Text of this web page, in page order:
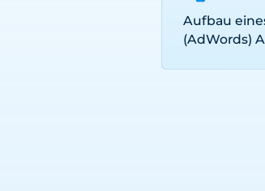
Aufbau
(AdWords)